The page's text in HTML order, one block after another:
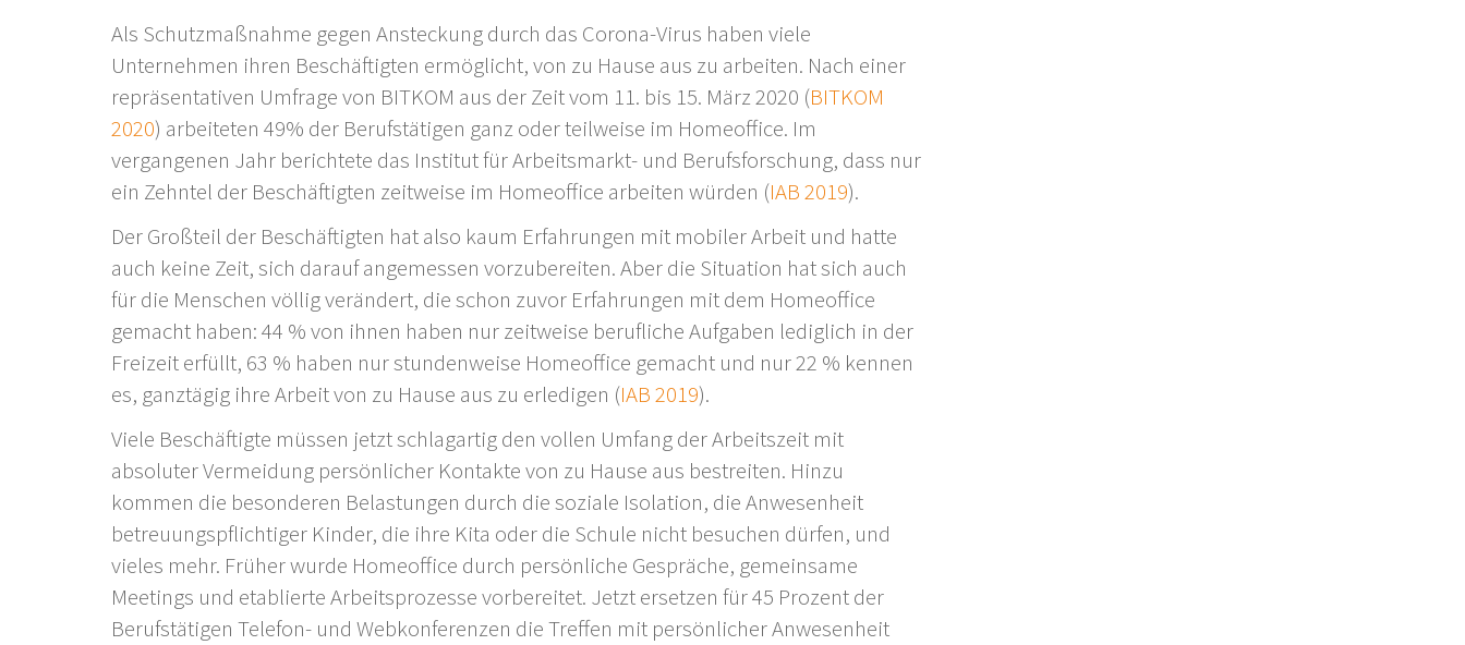
Als Schutzmaßnahme gegen Ansteckung durch das Corona-Virus haben viele
Unternehmen ihren Beschäftigten ermöglicht, von zu Hause aus zu arbeiten. Nach einer
repräsentativen Umfrage von BITKOM aus der Zeit vom 11. bis 15. März 2020 (BITKOM
2020) arbeiteten 49% der Berufstätigen ganz oder teilweise im Homeoffice. Im
vergangenen Jahr berichtete das Institut für Arbeitsmarkt- und Berufsforschung, dass nur
ein Zehntel der Beschäftigten zeitweise im Homeoffice arbeiten würden (IAB 2019).
Der Großteil der Beschäftigten hat also kaum Erfahrungen mit mobiler Arbeit und hatte
auch keine Zeit, sich darauf angemessen vorzubereiten. Aber die Situation hat sich auch
für die Menschen völlig verändert, die schon zuvor Erfahrungen mit dem Homeoffice
gemacht haben: 44 % von ihnen haben nur zeitweise berufliche Aufgaben lediglich in der
Freizeit erfüllt, 63 % haben nur stundenweise Homeoffice gemacht und nur 22 % kennen
es, ganztägig ihre Arbeit von zu Hause aus zu erledigen (IAB 2019).
Viele Beschäftigte müssen jetzt schlagartig den vollen Umfang der Arbeitszeit mit
absoluter Vermeidung persönlicher Kontakte von zu Hause aus bestreiten. Hinzu
kommen die besonderen Belastungen durch die soziale Isolation, die Anwesenheit
betreuungspflichtiger Kinder, die ihre Kita oder die Schule nicht besuchen dürfen, und
vieles mehr. Früher wurde Homeoffice durch persönliche Gespräche, gemeinsame
Meetings und etablierte Arbeitsprozesse vorbereitet. Jetzt ersetzen für 45 Prozent der
Berufstätigen Telefon- und Webkonferenzen die Treffen mit persönlicher Anwesenheit